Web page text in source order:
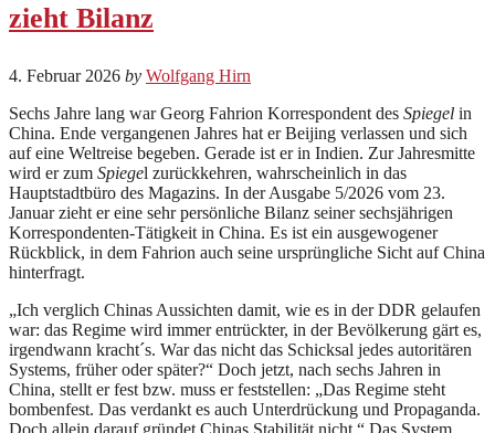
zieht Bilanz
4. Februar 2026 by Wolfgang Hirn
Sechs Jahre lang war Georg Fahrion Korrespondent des Spiegel in
China. Ende vergangenen Jahres hat er Beijing verlassen und sich
auf eine Weltreise begeben. Gerade ist er in Indien. Zur Jahresmitte
wird er zum Spiegel zurückkehren, wahrscheinlich in das
Hauptstadtbüro des Magazins. In der Ausgabe 5/2026 vom 23.
Januar zieht er eine sehr persönliche Bilanz seiner sechsjährigen
Korrespondenten-Tätigkeit in China. Es ist ein ausgewogener
Rückblick, in dem Fahrion auch seine ursprüngliche Sicht auf China
hinterfragt.
„Ich verglich Chinas Aussichten damit, wie es in der DDR gelaufen
war: das Regime wird immer entrückter, in der Bevölkerung gärt es,
irgendwann kracht´s. War das nicht das Schicksal jedes autoritären
Systems, früher oder später?“ Doch jetzt, nach sechs Jahren in
China, stellt er fest bzw. muss er feststellen: „Das Regime steht
bombenfest. Das verdankt es auch Unterdrückung und Propaganda.
Doch allein darauf gründet Chinas Stabilität nicht.“ Das System